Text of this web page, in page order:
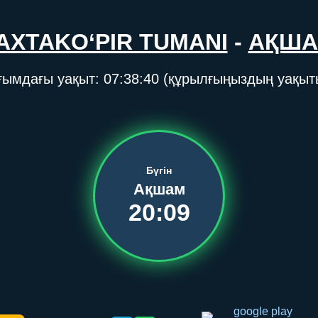
TUMANI -
уақыт: 07:38:40 (құрылғыңыздың
Бүгін
Ақшам
20:09